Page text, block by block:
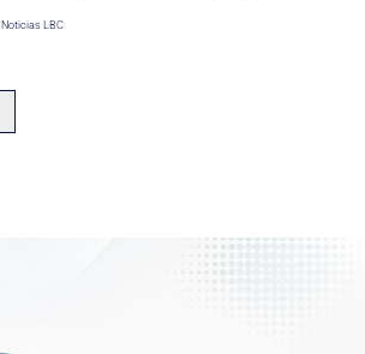
Noticias LBC